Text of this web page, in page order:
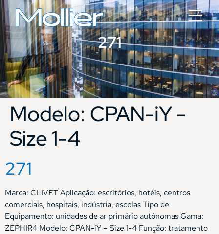
271
Modelo: CPAN-iY -
Size 1-4
271
Marca: CLIVET Aplicação: escritórios, hotéis, centros
comerciais, hospitais, indústria, escolas Tipo de
Equipamento: unidades de ar primário autónomas Gama:
ZEPHIR4 Modelo: CPAN-iY – Size 1-4 Função: tratamento